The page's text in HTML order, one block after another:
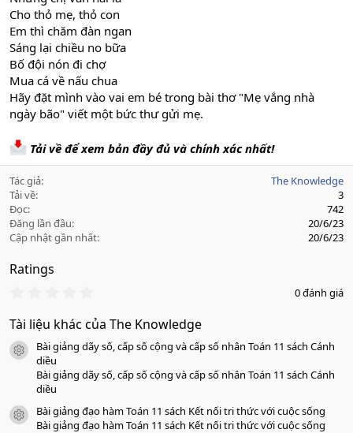
Cho thỏ mẹ, thỏ con
Em thì chăm đàn ngan
Sáng lại chiều no bữa
Bố đội nón đi chợ
Mua cá về nấu chua
Hãy đặt mình vào vai em bé trong bài thơ "Mẹ vắng nhà
ngày bão" viết một bức thư gửi mẹ.
Tải về để xem bản đầy đủ và chính xác nhất!
Tác giả
The Knowledge
Tải về
3
Đọc
742
Đăng lần đầu
20/6/23
Cập nhật gần nhất
20/6/23
Ratings
0
0
a
0 đánh giá
Tài liệu khác của The Knowledge
icon tài liệu
Bài giảng dãy số, cấp số cộng và cấp số nhân Toán 11 sách Cánh
diều
Bài giảng dãy số, cấp số cộng và cấp số nhân Toán 11 sách Cánh
diều
icon tài liệu
Bài giảng đạo hàm Toán 11 sách Kết nối tri thức với cuộc sống
Bài giảng đạo hàm Toán 11 sách Kết nối tri thức với cuộc sống